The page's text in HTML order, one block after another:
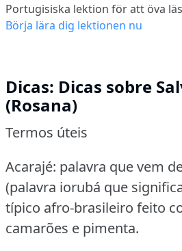
Portugisiska lektion för att öva
Börja lära dig lektionen nu
Dicas: Dicas sobre
(Rosana)
Termos úteis
Acarajé: palavra que vem
(palavra iorubá que
típico afro-brasileiro feito
camarões e pimenta.